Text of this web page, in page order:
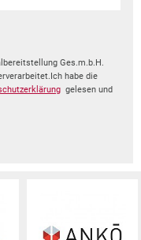
Ges.m.b.H.
habe die
gelesen und